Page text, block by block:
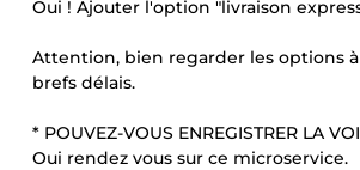
Oui ! Ajouter l'option "livraison
Attention, bien regarder les options à
brefs délais.
* POUVEZ-VOUS ENREGISTRER LA
Oui rendez vous sur ce microservice.